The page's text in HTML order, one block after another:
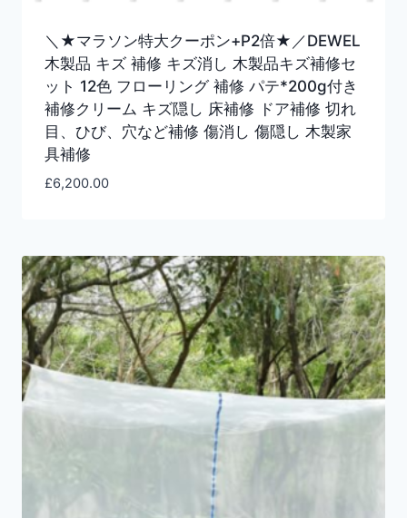
＼★マラソン特大クーポン+P2倍★／DEWEL
木製品 キズ 補修 キズ消し 木製品キズ補修セ
ット 12色 フローリング 補修 パテ*200g付き
補修クリーム キズ隠し 床補修 ドア補修 切れ
目、ひび、穴など補修 傷消し 傷隠し 木製家
具補修
£6,200.00